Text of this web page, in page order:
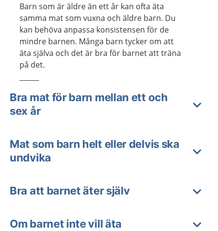
Barn som är äldre än ett år kan ofta äta
samma mat som vuxna och äldre barn. Du
kan behöva anpassa konsistensen för de
mindre barnen. Många barn tycker om att
äta själva och det är bra för barnet att träna
på det.
Bra mat för barn mellan ett och
sex år
Mat som barn helt eller delvis ska
undvika
Bra att barnet äter själv
Om barnet inte vill äta